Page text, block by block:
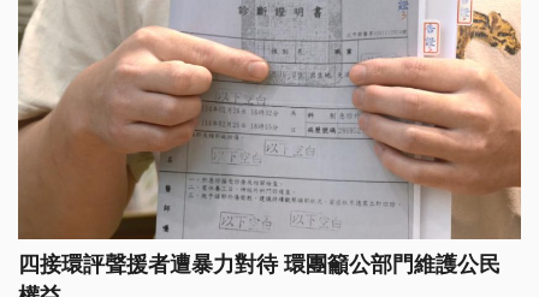
四接環評聲援者遭暴力對待 環團籲公部門維護公民